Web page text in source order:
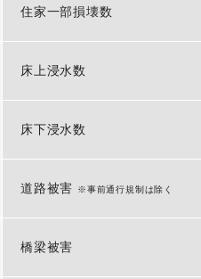
住家一部損壊数
床上浸水数
床下浸水数
道路被害 ※事前通行規制は除く
橋梁被害